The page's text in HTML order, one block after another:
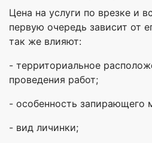
Цена на услуги по врезке и
первую очередь зависит от
так же влияют:
- территориальное
проведения работ;
- особенность запирающего
- вид личинки;